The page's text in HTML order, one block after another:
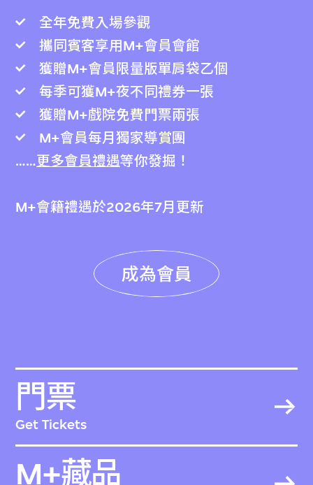
全年免費入場參觀
攜同賓客享用M+會員會館
獲贈M+會員限量版單肩袋乙個
每季可獲M+夜不同禮券一張
獲贈M+戲院免費門票兩張
M+會員每月獨家導賞團
……更多會員禮遇等你發掘！
M+會籍禮遇於2026年7月更新
成為會員
門票
Get Tickets
M+藏品